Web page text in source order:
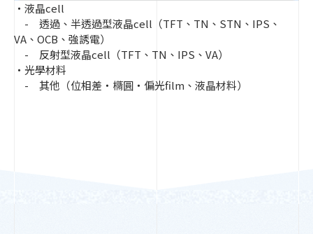
・液晶cell
- 透過、半透過型液晶cell（TFT、TN、STN、IPS、
VA、OCB、強誘電）
- 反射型液晶cell（TFT、TN、IPS、VA）
・光學材料
- 其他（位相差・橢圓・偏光film、液晶材料）